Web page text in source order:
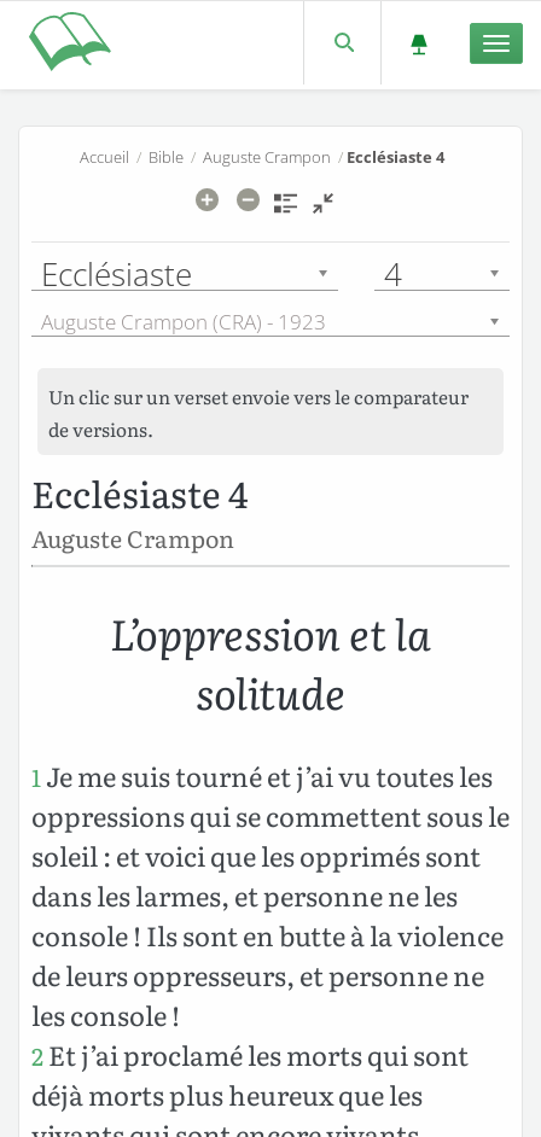
Accueil / Bible /Auguste Crampon / Ecclésiaste 4
Ecclésiaste 4
Auguste Crampon (CRA) - 1923
Un clic sur un verset envoie vers le comparateur
de versions.
Ecclésiaste 4
Auguste Crampon
L’oppression et la
solitude
1 Je me suis tourné et j’ai vu toutes les
oppressions qui se commettent sous le
soleil : et voici que les opprimés sont
dans les larmes, et personne ne les
console ! Ils sont en butte à la violence
de leurs oppresseurs, et personne ne
les console !
2Et j’ai proclamé les morts qui sont
déjà morts plus heureux que les